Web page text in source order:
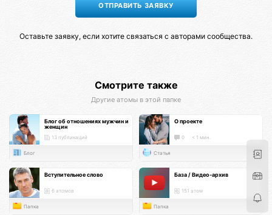
Оставьте заявку, если хотите связаться с авторами сообщества.
Смотрите также
Другие атомы в этой папке
Блог об отношениях мужчин и
женщин
13 публикаций
Блог
О проекте
0 < 1 мин.
Статья
Вступительное слово
6 атомов
Папка
База / Видео-архив
151 атом
Папка